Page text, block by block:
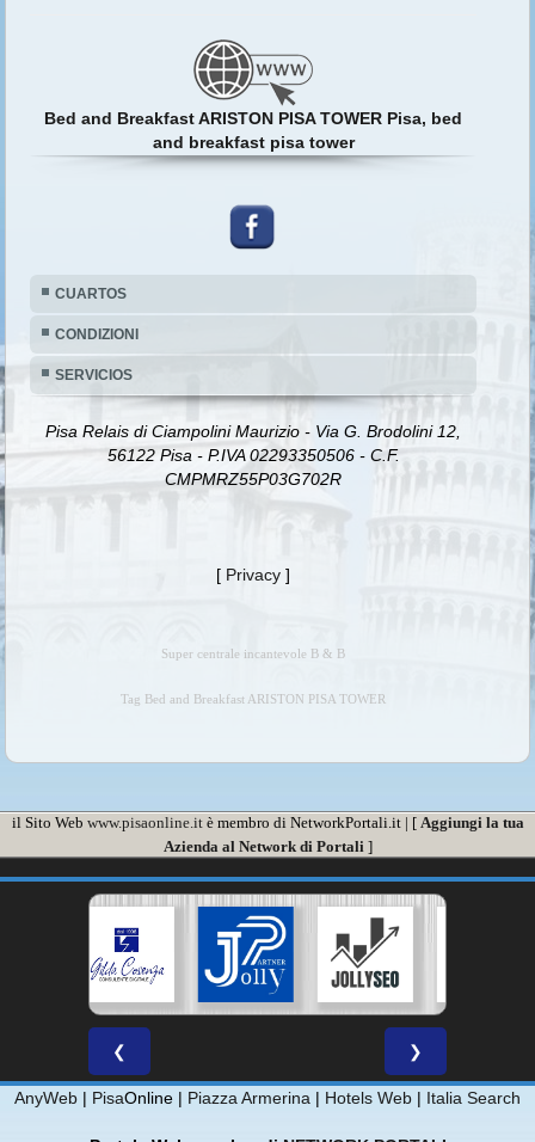
Bed and Breakfast ARISTON PISA TOWER Pisa, bed
and breakfast pisa tower
CUARTOS
CONDIZIONI
SERVICIOS
Pisa Relais di Ciampolini Maurizio - Via G. Brodolini 12,
56122 Pisa - P.IVA 02293350506 - C.F.
CMPMRZ55P03G702R
[ Privacy ]
Super centrale incantevole B & B
Tag Bed and Breakfast ARISTON PISA TOWER
il Sito Web www.pisaonline.itè membro di NetworkPortali.it | [ Aggiungi la tua
Azienda al Network di Portali]
❮ ❯
AnyWeb | PisaOnline | Piazza Armerina | Hotels Web | Italia Search